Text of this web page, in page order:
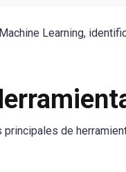
Learning,
principales de